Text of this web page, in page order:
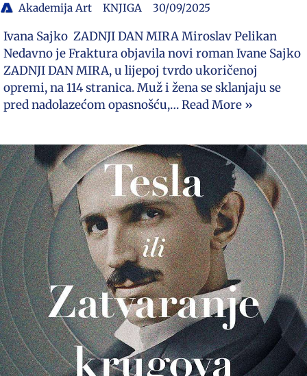
Akademija Art KNJIGA 30/09/2025
Ivana Sajko ZADNJI DAN MIRA Miroslav Pelikan
Nedavno je Fraktura objavila novi roman Ivane Sajko
ZADNJI DAN MIRA, u lijepoj tvrdo ukoričenoj
opremi, na 114 stranica. Muž i žena se sklanjaju se
pred nadolazećom opasnošću,…Read More »